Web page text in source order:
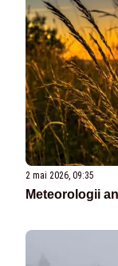
2 mai 2026, 09:35
Meteorologii